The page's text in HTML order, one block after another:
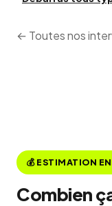
← Toutes nos
💰 ESTIMATION
Combien